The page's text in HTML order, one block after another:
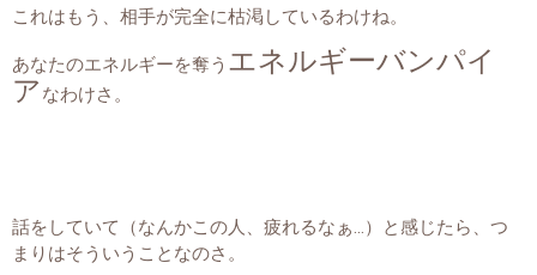
これはもう、相手が完全に枯渇しているわけね。
あなたのエネルギーを奪う エネルギーバンパイ
ア なわけさ。
話をしていて（なんかこの人、疲れるなぁ…）と感じたら、つ
まりはそういうことなのさ。